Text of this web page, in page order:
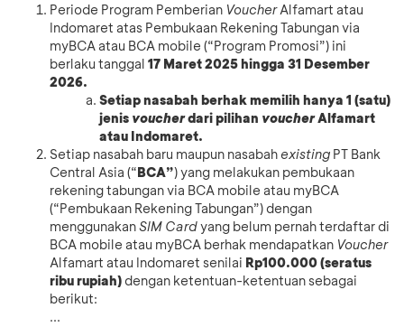
Periode Program Pemberian VoucherAlfamart atau
Indomaret atas Pembukaan Rekening Tabungan via
myBCA atau BCA mobile (“Program Promosi”) ini
berlaku tanggal 17 Maret 2025 hingga 31 Desember
2026.
Setiap nasabah berhak memilih hanya 1 (satu)
jenis voucherdari pilihan voucherAlfamart
atau Indomaret.
Setiap nasabah baru maupun nasabahexisting PT Bank
Central Asia (“BCA”) yang melakukan pembukaan
rekening tabungan via BCA mobile atau myBCA
(“Pembukaan Rekening Tabungan”) dengan
menggunakanSIM Cardyang belum pernah terdaftar di
BCA mobile atau myBCA berhak mendapatkan Voucher
Alfamart atau Indomaret senilai Rp100.000 (seratus
ribu rupiah) dengan ketentuan-ketentuan sebagai
berikut:
...